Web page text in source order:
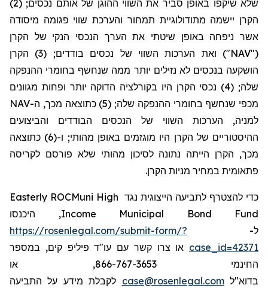
שלא שיקפו באופן סביר את השווי ההוגן של אותם נכסים; (2)
הקרן יישמה מתודולוגיית תמחור והערכת שווי פגומה מיסודה
אשר ניפחה באופן שיטתי את הערך הנכסי הנקי של הקרן
("NAV") ואת הערכות השווי של נכסים בודדים; (3) הקרן
הושקעה בנכסים לא נזילים יותר ממה שנחשף בחומרי ההנפקה
שלה; (4) נכסי הקרן היו בקורלציה הדוקה יותר ופחות מגוונים
מכפי שנחשף בחומרי ההנפקה שלה; (5) כתוצאה מכך, ה-NAV
למניה, הערכות השווי של הנכסים הבודדים והביצועים
ההיסטוריים של הקרן היו מוגזמים באופן מהותי; ו-(6) כתוצאה
מכך, הקרן הייתה נתונה לסיכון מהותי שלא פורסם לקריסה
פתאומית במחיר מניות הקרן.
כדי להצטרף לתביעה הייצוגית נגד Easterly ROCMuni High
Income Municipal Bond Fund, היכנסו
ל- https://rosenlegal.com/submit-form/?
case_id=42371 או צרו קשר עם עו"ד פיליפ קים, במספר
החינמי 866-767-3653, או
בדוא"לcase@rosenlegal.com לקבלת מידע על התביעה